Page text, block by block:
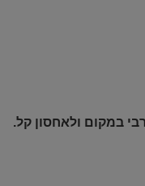
במקום ולאחסון קל.